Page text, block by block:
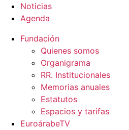
Noticias
Agenda
Fundación
Quienes somos
Organigrama
RR. Institucionales
Memorias anuales
Estatutos
Espacios y tarifas
EuroárabeTV